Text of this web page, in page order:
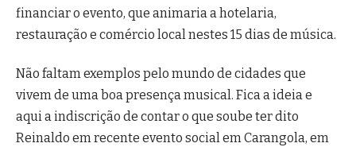
financiar o evento, que animaria a hotelaria,
restauração e comércio local nestes 15 dias de música.
Não faltam exemplos pelo mundo de cidades que
vivem de uma boa presença musical. Fica a ideia e
aqui a indiscrição de contar o que soube ter dito
Reinaldo em recente evento social em Carangola, em